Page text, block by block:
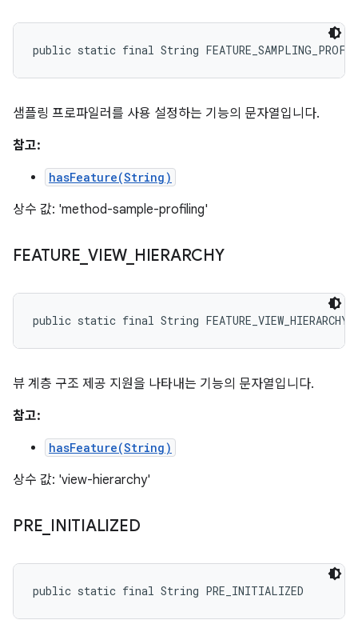
public static final String
샘플링 프로파일러를 사용 설정하는 기능의 문자열입니다.
참고:
hasFeature(String)
상수 값: 'method-sample-profiling'
FEATURE VIEW_ HIERARCHY
public static final String FEATURE_VIEW_HIERARCHY
뷰 계층 구조 제공 지원을 나타내는 기능의 문자열입니다.
참고:
hasFeature(String)
상수 값: 'view-hierarchy'
PRE INITIALIZED
public static final String PRE_INITIALIZED